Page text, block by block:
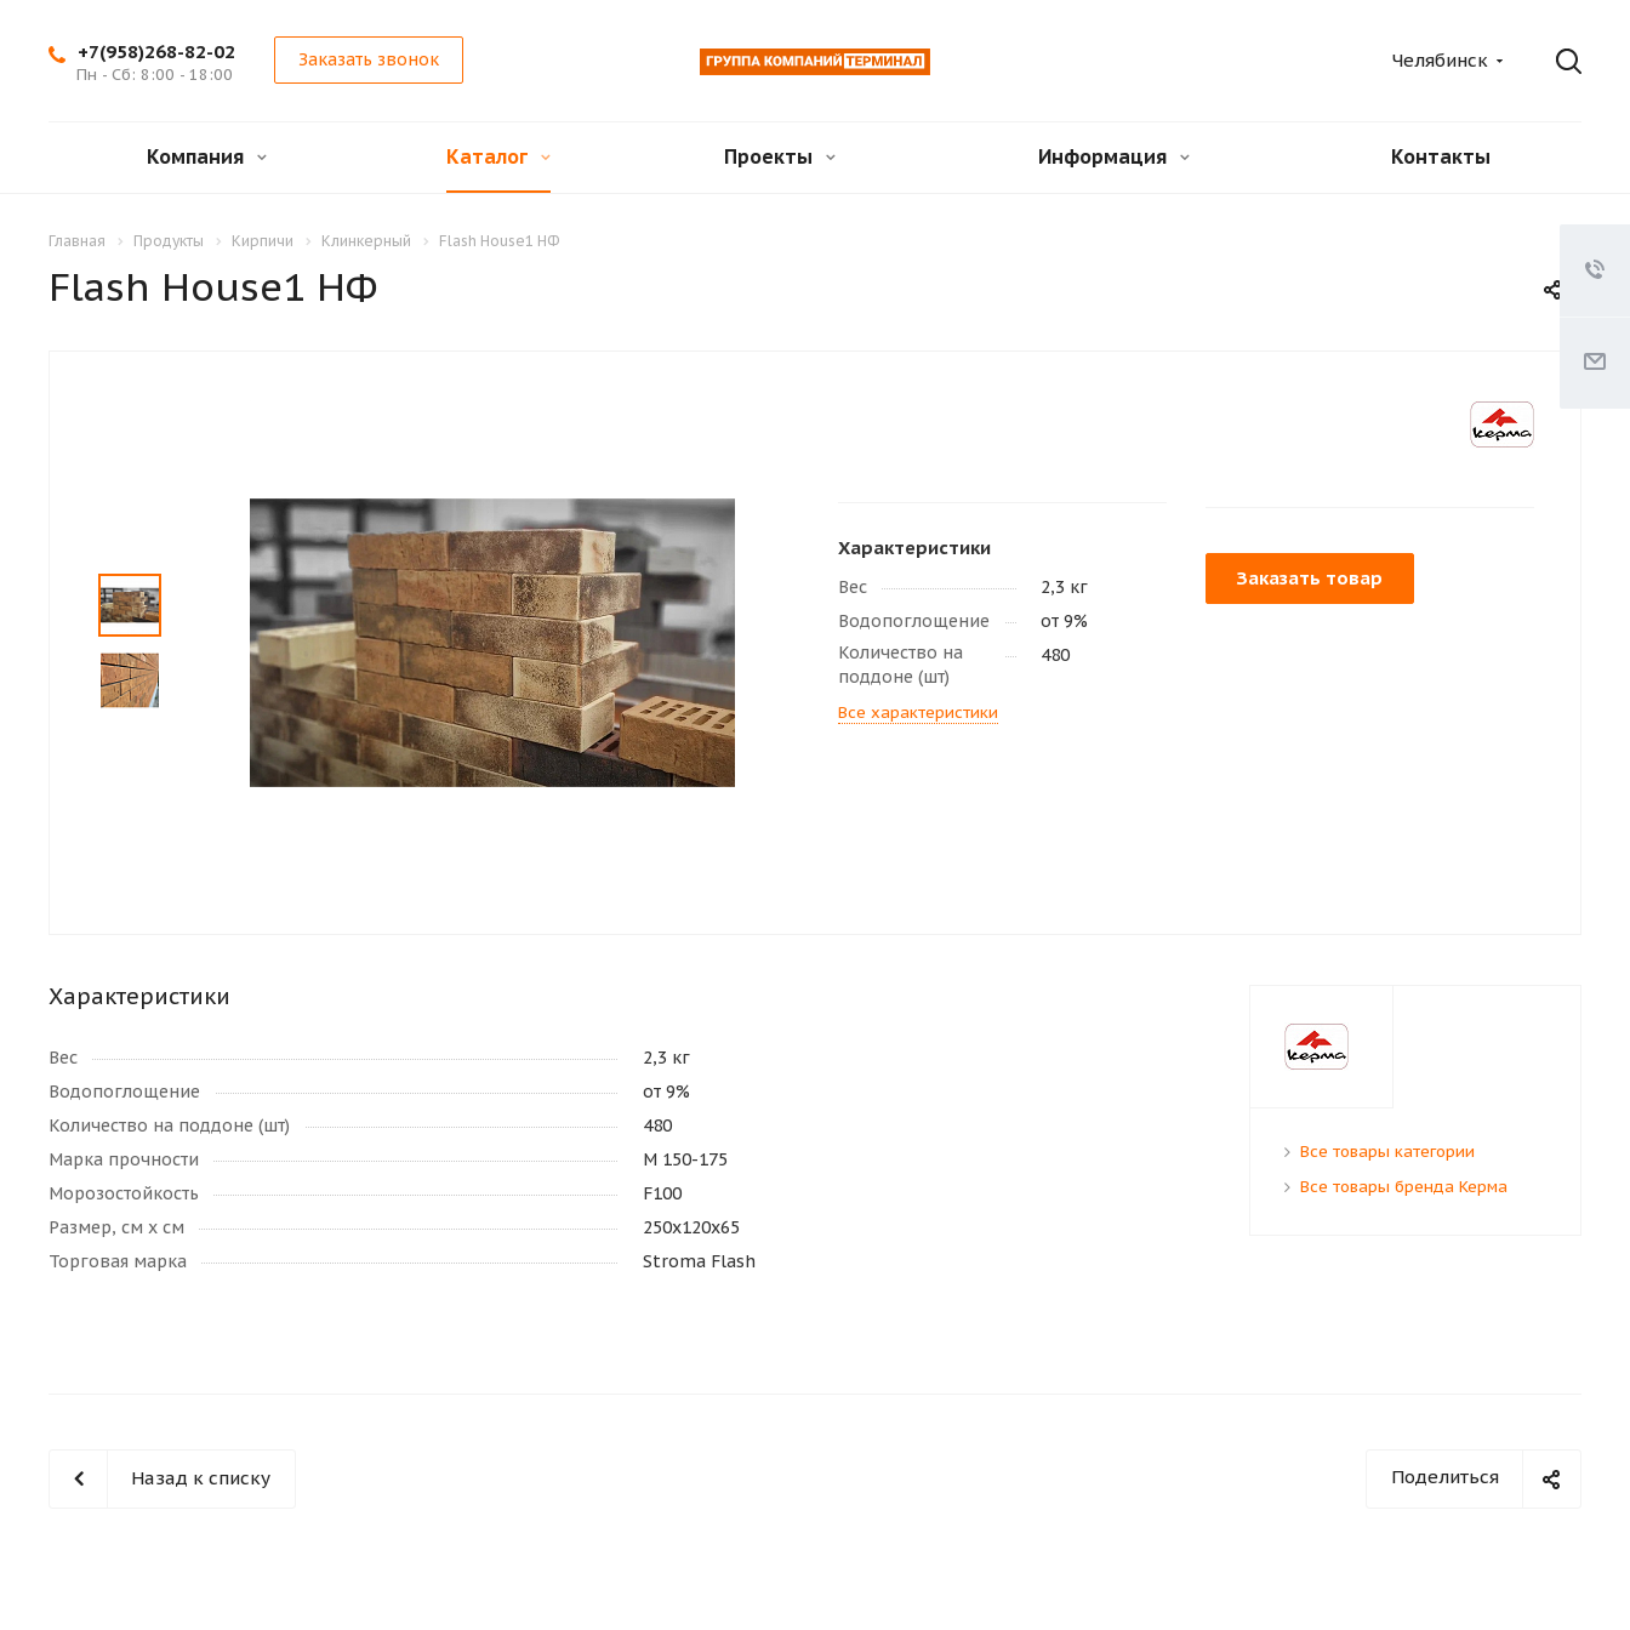
+7(958)268-82-02
Пн - Сб: 8:00 - 18:00
Заказать звонок Челябинск
Компания Каталог Проекты Информация Контакты
Главная Продукты Кирпичи Клинкерный Flash House1 НФ
Flash House1 НФ
Характеристики
Вес
2,3 кг
Водопоглощение
от 9%
Количество на
поддоне (шт)
480
Все характеристики
Заказать товар
Характеристики
Вес
2,3 кг
Водопоглощение
от 9%
Количество на поддоне (шт)
480
Марка прочности
М 150-175
Морозостойкость
F100
Размер, см х см
250x120x65
Торговая марка
Stroma Flash
Все товары категории
Все товары бренда Керма
Поделиться
Назад к списку